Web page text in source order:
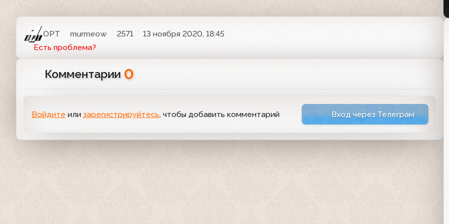
ОРТ murmeow 2571
13 ноября 2020, 18:45
Есть проблема?
Комментарии 0
Войдите или зарегистрируйтесь, чтобы добавить комментарий Вход через Телеграм